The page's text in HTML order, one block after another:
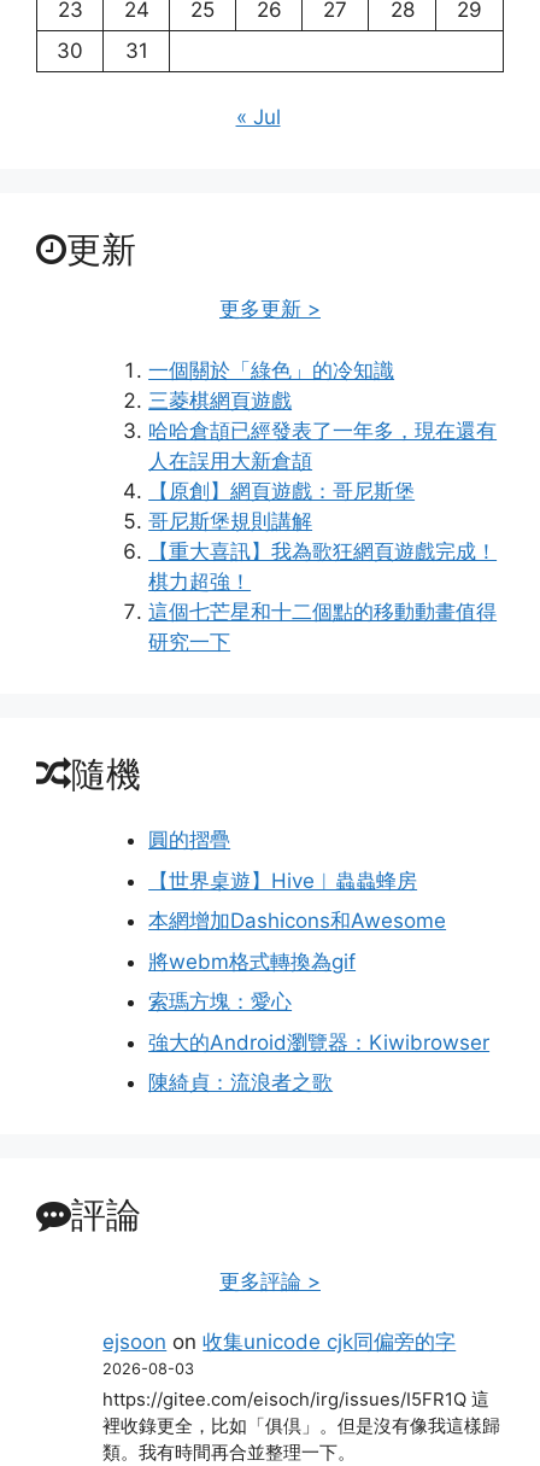
23 24 25 26 27 28
29
30
31
« Jul
更新
更多更新 >
一個關於「綠色」的冷知識
三菱棋網頁遊戲
哈哈倉頡已經發表了一年多，現在還有
人在誤用大新倉頡
【原創】網頁遊戲：哥尼斯堡
哥尼斯堡規則講解
【重大喜訊】我為歌狂網頁遊戲完成！
棋力超強！
這個七芒星和十二個點的移動動畫值得
研究一下
隨機
圓的摺疊
【世界桌遊】Hive︱蟲蟲蜂房
本網增加Dashicons和Awesome
將webm格式轉換為gif
索瑪方塊：愛心
強大的Android瀏覽器：Kiwibrowser
陳綺貞：流浪者之歌
評論
更多評論 >
ejsoon on收集unicode cjk同偏旁的字
2026-08-03
https://gitee.com/eisoch/irg/issues/I5FR1Q 這
裡收錄更全，比如「俱倶」。但是沒有像我這樣歸
類。我有時間再合並整理一下。